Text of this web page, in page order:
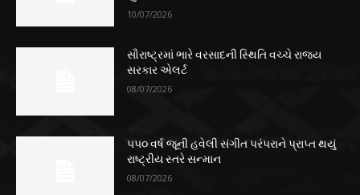
10/07/2026
સૌરાષ્ટ્રમાં ભારે વરસાદની સ્થિતિ વચ્ચે રાજ્ય
સરકાર એલર્ટ
08/07/2026
૫૫૦ વર્ષ જૂની હવેલી સંગીત પરંપરાને પ્રાપ્ત થયું
રાષ્ટ્રીય સ્તરે સન્માન
08/07/2026